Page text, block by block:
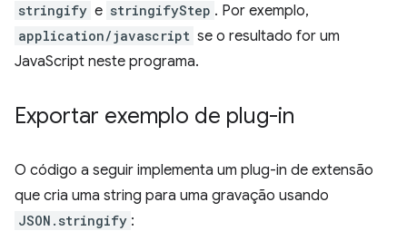
stringify e stringifyStep . Por exemplo,
application/javascript se o resultado for um
JavaScript neste programa.
Exportar exemplo de plug-in
O código a seguir implementa um plug-in de extensão
que cria uma string para uma gravação usando
JSON.stringify :